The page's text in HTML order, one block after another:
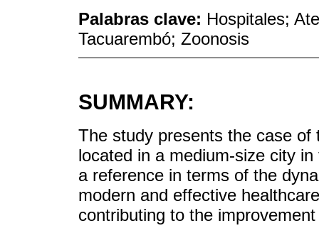
Palabras clave: Hospitales;
Tacuarembó; Zoonosis
SUMMARY:
The study presents the case of
located in a medium-size city
a reference in terms of the
modern and effective
contributing to the